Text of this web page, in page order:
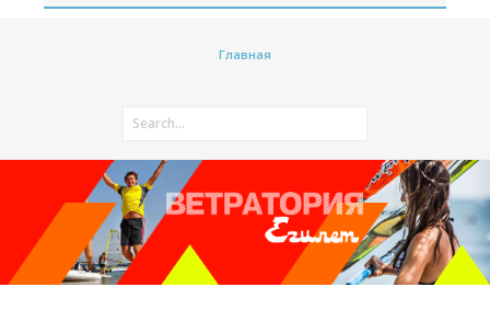
Как к нам добраться?
Отель Canion
Прогноз погоды
Оборудование
Главная